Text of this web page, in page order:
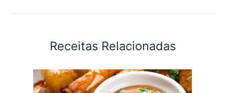
Receitas Relacionadas